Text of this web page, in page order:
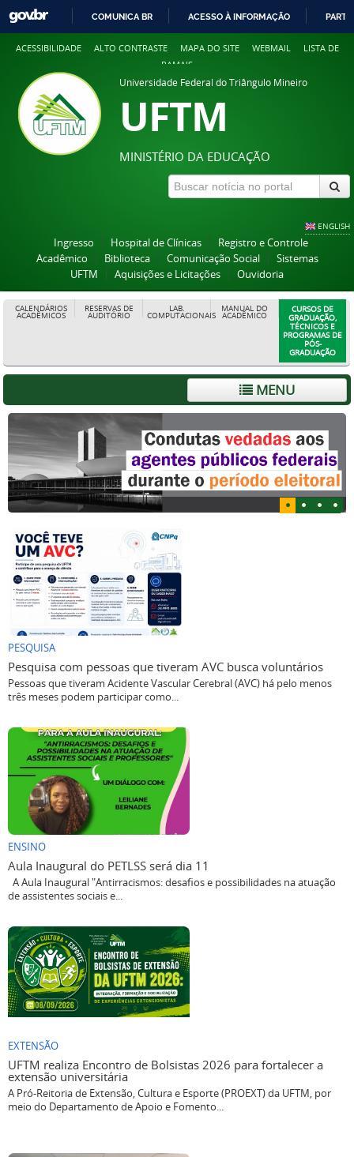
COMUNICA BR ACESSO À INFORMAÇÃO
ACESSIBILIDADE ALTO CONTRASTE MAPA DO SITE WEBMAIL
LISTA DE
RAMAIS
Universidade Federal do Triângulo Mineiro
UFTM
MINISTÉRIO DA EDUCAÇÃO
ENGLISH
Ingresso Hospital de Clínicas
Registro e Controle
Acadêmico
Biblioteca Comunicação Social
Sistemas
UFTM
Aquisições e Licitações Ouvidoria
CALENDÁRIOS
ACADÊMICOS
RESERVAS DE
AUDITÓRIO
LAB.
COMPUTACIONAIS
MANUAL DO
ACADÊMICO
CURSOS DE
GRADUAÇÃO,
TÉCNICOS E
PROGRAMAS DE
PÓS-
GRADUAÇÃO
MENU
PESQUISA
Pesquisa com pessoas que tiveram AVC busca voluntários
Pessoas que tiveram Acidente Vascular Cerebral (AVC) há pelo menos
três meses podem participar como...
ENSINO
Aula Inaugural do PETLSS será dia 11
A Aula Inaugural "Antirracismos: desafios e possibilidades na atuação
de assistentes sociais e...
EXTENSÃO
UFTM realiza Encontro de Bolsistas 2026 para fortalecer a
extensão universitária
A Pró-Reitoria de Extensão, Cultura e Esporte (PROEXT) da UFTM, por
meio do Departamento de Apoio e Fomento...